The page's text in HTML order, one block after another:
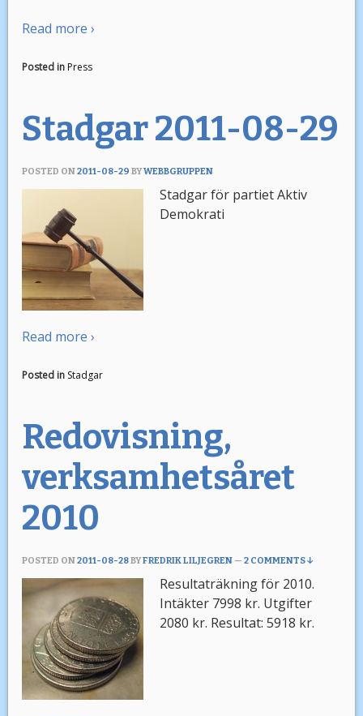
Read more ›
Posted in Press
Stadgar 2011-08-29
POSTED ON2011-08-29 BYWEBBGRUPPEN
Stadgar för partiet Aktiv
Demokrati
Read more ›
Posted in Stadgar
Redovisning,
verksamhetsåret
2010
POSTED ON2011-08-28BYFREDRIK LILJEGREN — 2 COMMENTS ↓
Resultaträkning för 2010.
Intäkter 7998 kr. Utgifter
2080 kr. Resultat: 5918 kr.